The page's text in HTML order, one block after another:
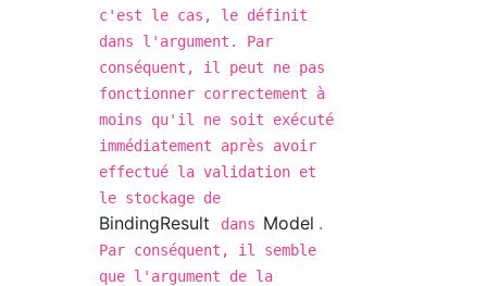
c'est le cas, le définit
dans l'argument. Par
conséquent, il peut ne pas
fonctionner correctement à
moins qu'il ne soit exécuté
immédiatement après avoir
effectué la validation et
le stockage de
BindingResult dans Model .
Par conséquent, il semble
que l'argument de la